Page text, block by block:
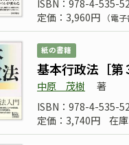
ISBN：978-4-535-
定価：3,960円
（電
紙の書籍
基本行政法［第
中原 茂樹
著
ISBN：978-4-535-
定価：3,740円
在